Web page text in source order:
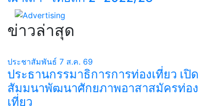
ข่าวล่าสุด
ประชาสัมพันธ์ 7 ส.ค. 69
ประธานกรรมาธิการการท่องเที่ยว เปิด
สัมมนาพัฒนาศักยภาพอาสาสมัครท่อง
เที่ยว